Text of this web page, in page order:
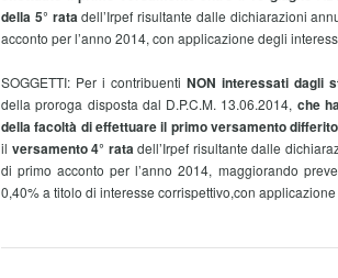
della 5° ratadell’Irpef risultante dalle dichiarazioni
acconto per l’anno 2014, con applicazione degli
SOGGETTI: Per i contribuenti NON interessati dagli
della proroga disposta dal D.P.C.M. 13.06.2014, che
della facoltà di effettuare il primo versamento
il versamento 4° ratadell’Irpef risultante dalle
di primo acconto per l’anno 2014, maggiorando
0,40% a titolo di interesse corrispettivo,con